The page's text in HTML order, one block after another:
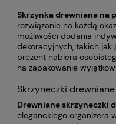
Skrzynka drewniana na
rozwiązanie na każdą
możliwości dodania
dekoracyjnych, takich jak
prezent nabiera
na zapakowanie
Skrzyneczki
Drewniane skrzyneczki
eleganckiego organizera